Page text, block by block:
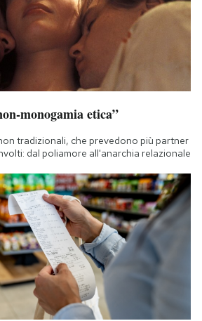
monogamia etica”
tradizionali, che prevedono più partner
dal poliamore all'anarchia relazionale